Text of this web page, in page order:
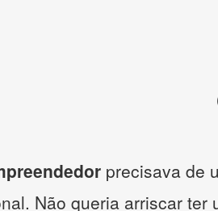
precisava de
Não queria arriscar ter